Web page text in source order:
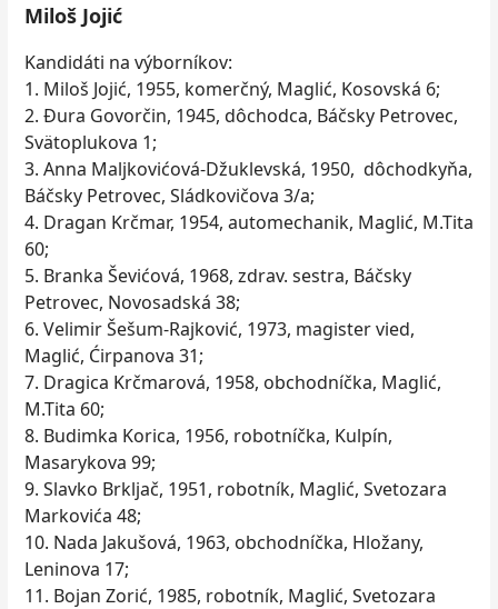
Miloš Jojić
Kandidáti na výborníkov:
1. Miloš Jojić, 1955, komerčný, Maglić, Kosovská 6;
2. Đura Govorčin, 1945, dôchodca, Báčsky Petrovec,
Svätoplukova 1;
3. Anna Maljkovićová-Džuklevská, 1950, dôchodkyňa,
Báčsky Petrovec, Sládkovičova 3/a;
4. Dragan Krčmar, 1954, automechanik, Maglić, M.Tita
60;
5. Branka Ševićová, 1968, zdrav. sestra, Báčsky
Petrovec, Novosadská 38;
6. Velimir Šešum-Rajković, 1973, magister vied,
Maglić, Ćirpanova 31;
7. Dragica Krčmarová, 1958, obchodníčka, Maglić,
M.Tita 60;
8. Budimka Korica, 1956, robotníčka, Kulpín,
Masarykova 99;
9. Slavko Brkljač, 1951, robotník, Maglić, Svetozara
Markovića 48;
10. Nada Jakušová, 1963, obchodníčka, Hložany,
Leninova 17;
11. Bojan Zorić, 1985, robotník, Maglić, Svetozara